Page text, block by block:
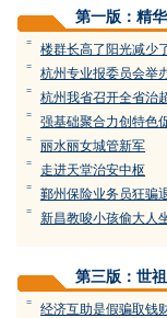
第一版：精
= 楼群长高了阳光减少
= 杭州专业报委员会举
= 杭州我省召开全省治
= 强基础聚合力创特色
= 丽水丽女城管新军
= 走进天堂治安中枢
= 鄞州保险业务员狂骗
= 新昌教唆小孩偷大人
第三版：世祖
= 经济互助是假骗取钱